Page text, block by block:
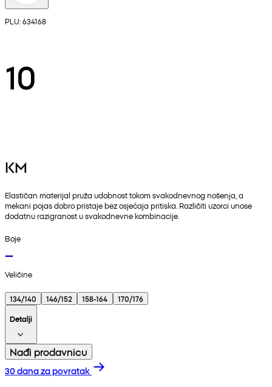
PLU: 634168
10
KM
Elastičan materijal pruža udobnost tokom svakodnevnog nošenja, a
mekani pojas dobro pristaje bez osjećaja pritiska. Različiti uzorci unose
dodatnu razigranost u svakodnevne kombinacije.
Boje
Veličine
134/140 146/152 158-164
170/176
Detalji
Nađi prodavnicu
30 dana za povratak